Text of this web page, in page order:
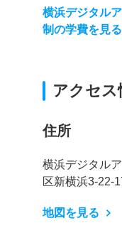
横浜デジタル
制の学費を見る
アクセス
住所
横浜デジタル
区新横浜3-22-
地図を見る